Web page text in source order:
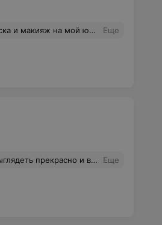
Галина мне сделала и учла все мои пожелания. В целом мой образ был восхитительным и шикарным. Огромнейшее спасибо, Галине, за это. Непременно обращусь к ее услугам не раз. Еще
и общительный человек. Всем советую довериться в свой важный день этому мастеру своего дела и прекрасному человеку! Лина,огромное тебе спасибо,что смогла сделать из меня настоящую принцессу)) Еще